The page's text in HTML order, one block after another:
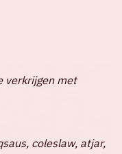
onvergetelijke
verkrijgen met
coleslaw, atjar,